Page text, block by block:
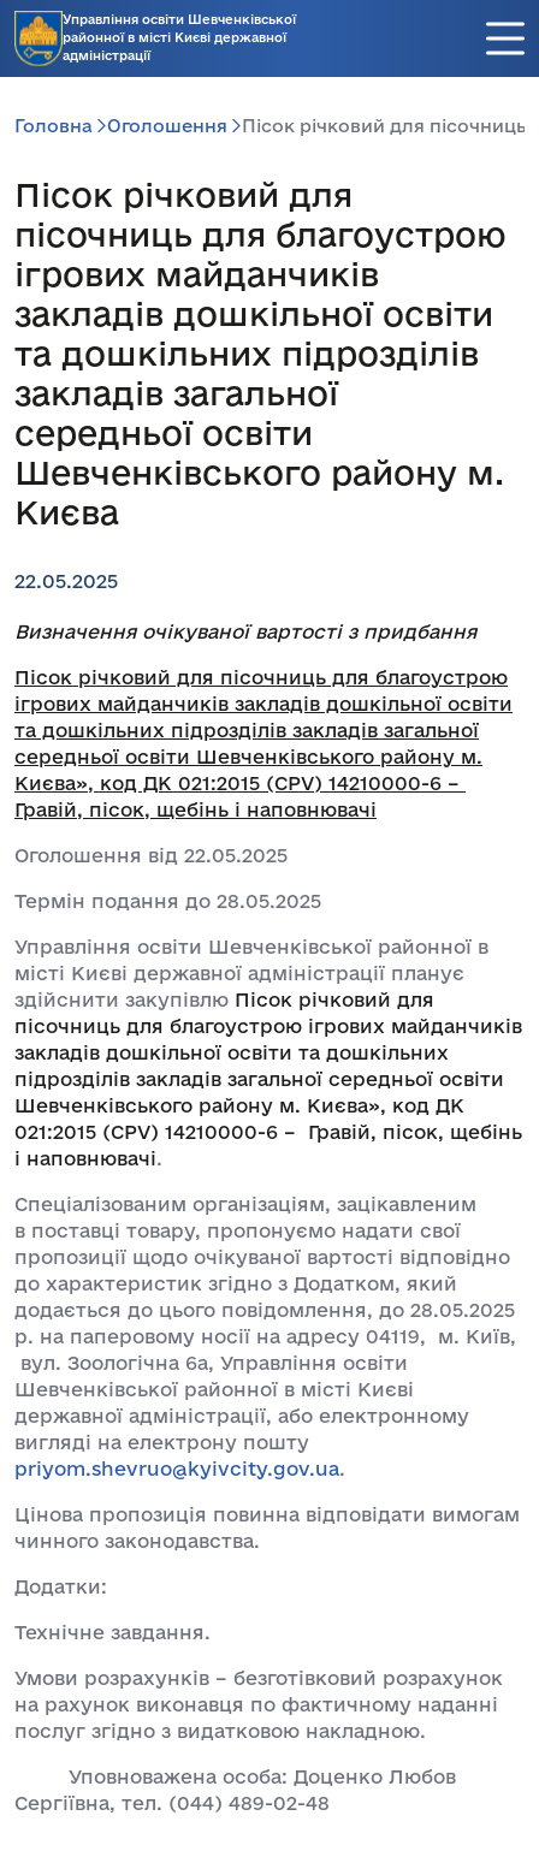
Управління освіти Шевченківської
районної в місті Києві державної
адміністрації
Головна Оголошення Пісок річковий для пісочниць
Пісок річковий для
пісочниць для благоустрою
ігрових майданчиків
закладів дошкільної освіти
та дошкільних підрозділів
закладів загальної
середньої освіти
Шевченківського району м.
Києва
22.05.2025
Визначення очікуваної вартості з придбання
Пісок річковий для пісочниць для благоустрою
ігрових майданчиків закладів дошкільної освіти
та дошкільних підрозділів закладів загальної
середньої освіти Шевченківського району м.
Києва», код ДК 021:2015 (CPV) 14210000-6 –
Гравій, пісок, щебінь і наповнювачі
Оголошення від 22.05.2025
Термін подання до 28.05.2025
Управління освіти Шевченківської районної в
місті Києві державної адміністрації планує
здійснити закупівлю Пісок річковий для
пісочниць для благоустрою ігрових майданчиків
закладів дошкільної освіти та дошкільних
підрозділів закладів загальної середньої освіти
Шевченківського району м. Києва», код ДК
021:2015 (CPV) 14210000-6 – Гравій, пісок, щебінь
і наповнювачі.
Спеціалізованим організаціям, зацікавленим
в поставці товару, пропонуємо надати свої
пропозиції щодо очікуваної вартості відповідно
до характеристик згідно з Додатком, який
додається до цього повідомлення, до 28.05.2025
р. на паперовому носії на адресу 04119, м. Київ,
вул. Зоологічна 6а, Управління освіти
Шевченківської районної в місті Києві
державної адміністрації, або електронному
вигляді на електрону пошту
priyom.shevruo@kyivcity.gov.ua.
Цінова пропозиція повинна відповідати вимогам
чинного законодавства.
Додатки:
Технічне завдання.
Умови розрахунків – безготівковий розрахунок
на рахунок виконавця по фактичному наданні
послуг згідно з видатковою накладною.
Уповноважена особа: Доценко Любов
Сергіївна, тел. (044) 489-02-48